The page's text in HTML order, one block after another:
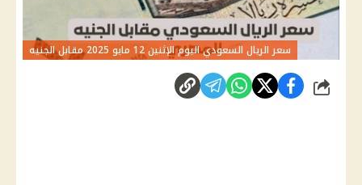
سعر الريال السعودي اليوم الإثنين 12 مايو 2025 مقابل الجنيه
شارك